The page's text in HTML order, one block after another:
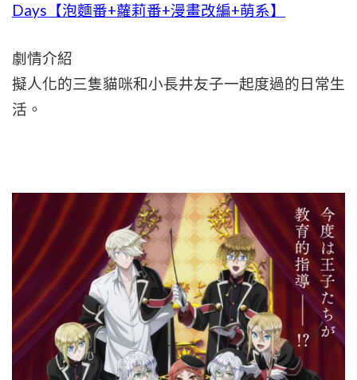
Days【泡麵番+蘿莉番+漫畫改編+萌系】
劇情介紹
擬人化的三隻貓咪和小長井友子一起度過的日常生
活。